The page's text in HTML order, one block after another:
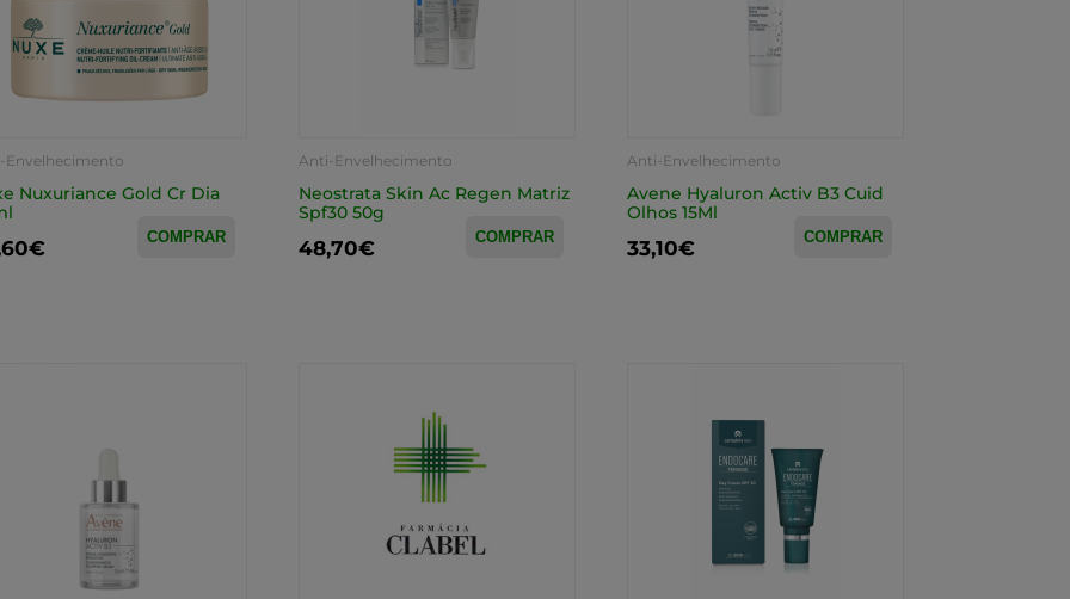
Envelhecimento
Nuxuriance Gold Cr Dia
COMPRAR
Anti-Envelhecimento
Neostrata Skin Ac Regen Matriz
Spf30 50g
48,70€ COMPRAR
Anti-Envelhecimento
Avene Hyaluron Activ B3 Cuid
Olhos 15Ml
33,10€ COMPRAR